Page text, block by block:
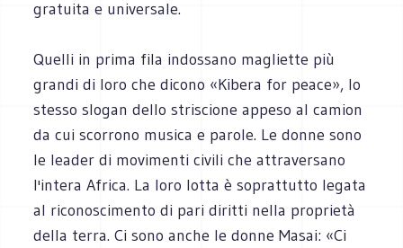
gratuita e universale.
Quelli in prima fila indossano magliette più
grandi di loro che dicono «Kibera for peace», lo
stesso slogan dello striscione appeso al camion
da cui scorrono musica e parole. Le donne sono
le leader di movimenti civili che attraversano
l'intera Africa. La loro lotta è soprattutto legata
al riconoscimento di pari diritti nella proprietà
della terra. Ci sono anche le donne Masai: «Ci